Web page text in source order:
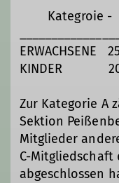
KINDER
Zur Kategorie A
Sektion
Mitglieder
C-Mitgliedschaft
abgeschlossen